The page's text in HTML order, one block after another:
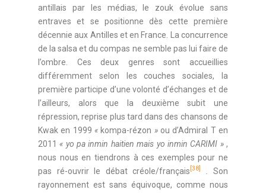
antillais par les médias, le zouk évolue sans
entraves et se positionne dès cette première
décennie aux Antilles et en France. La concurrence
de la salsa et du compas ne semble pas lui faire de
l’ombre. Ces deux genres sont accueillies
différemment selon les couches sociales, la
première participe d’une volonté d’échanges et de
l’ailleurs, alors que la deuxième subit une
répression, reprise plus tard dans des chansons de
Kwak en 1999 « kompa-rézon » ou d’Admiral T en
2011« yo pa inmin haitien mais yo inmin CARIMI »,
nous nous en tiendrons à ces exemples pour ne
pas ré-ouvrir le débat créole/français [38]
Son
rayonnement est sans équivoque, comme nous